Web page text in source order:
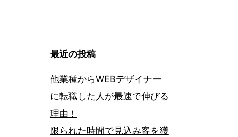
最近の投稿
他業種からWEBデザイナー
に転職した人が最速で伸びる
理由！
限られた時間で見込み客を獲